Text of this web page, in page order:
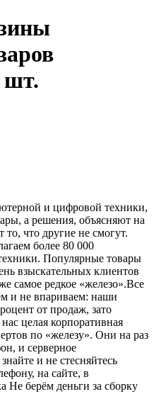
шт.
и цифровой техники,
а решения, объясняют на
то, что другие не смогут.
более 80 000
Популярные товары
взыскательных клиентов
самое редкое «железо».Все
и не впариваем: наши
от продаж, зато
целая корпоративная
по «железу». Они на раз
и серверное
и не стесняйтесь
на сайте, в
Не берём деньги за сборку